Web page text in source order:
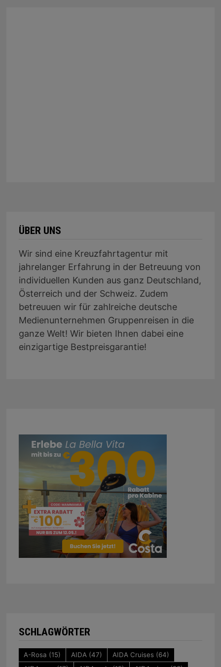
ÜBER UNS
Wir sind eine Kreuzfahrtagentur mit
jahrelanger Erfahrung in der Betreuung von
individuellen Kunden aus ganz Deutschland,
Österreich und der Schweiz. Zudem
betreuuen wir für zahlreiche deutsche
Medienunternehmen Gruppenreisen in die
ganze Welt! Wir bieten Ihnen dabei eine
einzigartige Bestpreisgarantie!
SCHLAGWÖRTER
A-Rosa (15) AIDA (47) AIDA Cruises (64)